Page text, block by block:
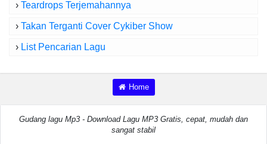
› Teardrops Terjemahannya
› Takan Terganti Cover Cykiber Show
› List Pencarian Lagu
Home
Gudang lagu Mp3 - Download Lagu MP3 Gratis, cepat, mudah dan
sangat stabil